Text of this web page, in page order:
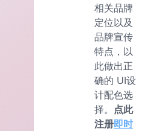
相关品牌
定位以及
品牌宣传
特点，以
此做出正
确的 UI设
计配色选
择。 点此
注册即时